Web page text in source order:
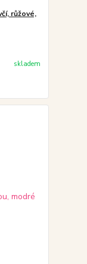
růžové,
skladem